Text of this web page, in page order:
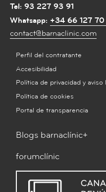
Tel: 93 227 93 91
Whatsapp: +34 66 127
contact@barnaclinic.com
Perfil del contratante
Accesibilidad
Política de privacidad y aviso
Política de cookies
Portal de transparencia
Blogs barnaclínic+
forumclínic